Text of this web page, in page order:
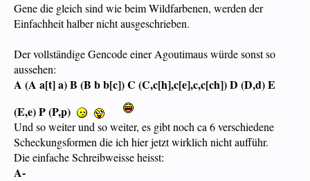
Gene die gleich sind wie beim Wildfarbenen, werden der
Einfachheit halber nicht ausgeschrieben.
Der vollständige Gencode einer Agoutimaus würde sonst so
aussehen:
A (A a[t] a) B (B b b[c]) C (C,c[h],c[e],c,c[ch]) D (D,d) E
(E,e) P (P,p)
Und so weiter und so weiter, es gibt noch ca 6 verschiedene
Scheckungsformen die ich hier jetzt wirklich nicht aufführ.
Die einfache Schreibweisse heisst:
A-